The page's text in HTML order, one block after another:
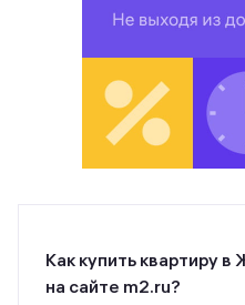
Как купить квартиру
на сайте m2.ru?